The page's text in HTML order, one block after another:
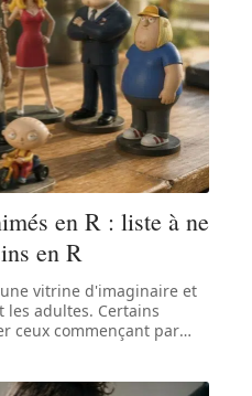
en R : liste à ne
en R
vitrine d'imaginaire et
adultes. Certains
ceux commençant par…